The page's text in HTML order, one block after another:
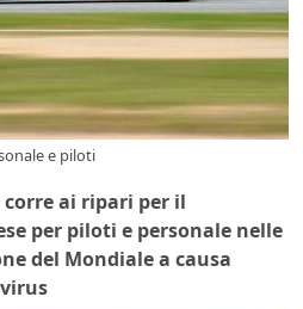
e piloti
ai ripari per il
per piloti e personale nelle
del Mondiale a causa